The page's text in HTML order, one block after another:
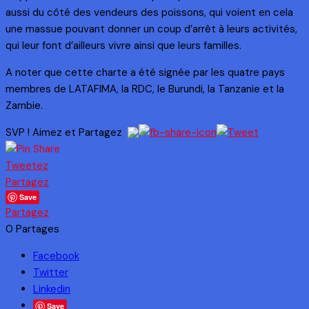
aussi du côté des vendeurs des poissons, qui voient en cela
une massue pouvant donner un coup d’arrêt à leurs activités,
qui leur font d’ailleurs vivre ainsi que leurs familles.
A noter que cette charte a été signée par les quatre pays
membres de LATAFlMA, la RDC, le Burundi, la Tanzanie et la
Zambie.
SVP ! Aimez et Partagez
Tweetez
Partagez
Save
Partagez
0 Partages
Facebook
Twitter
Linkedin
Save